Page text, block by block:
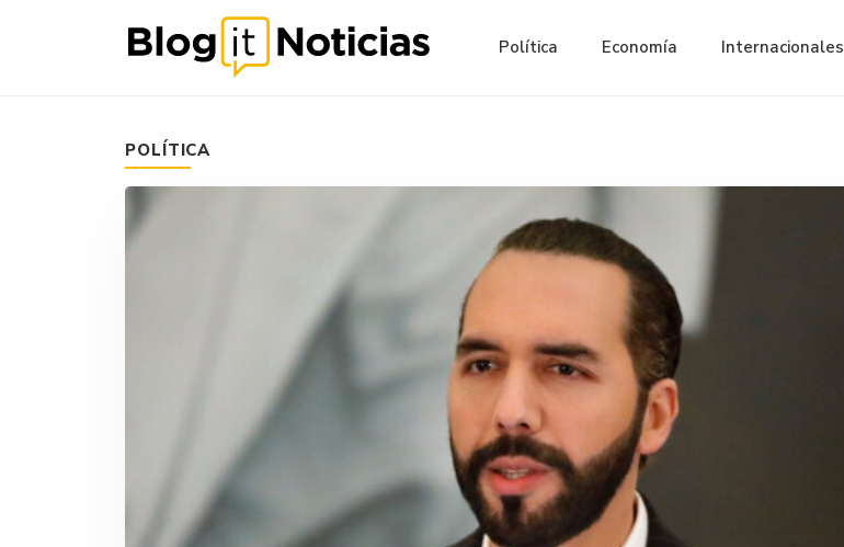
Política Economía Internacionales
POLÍTICA